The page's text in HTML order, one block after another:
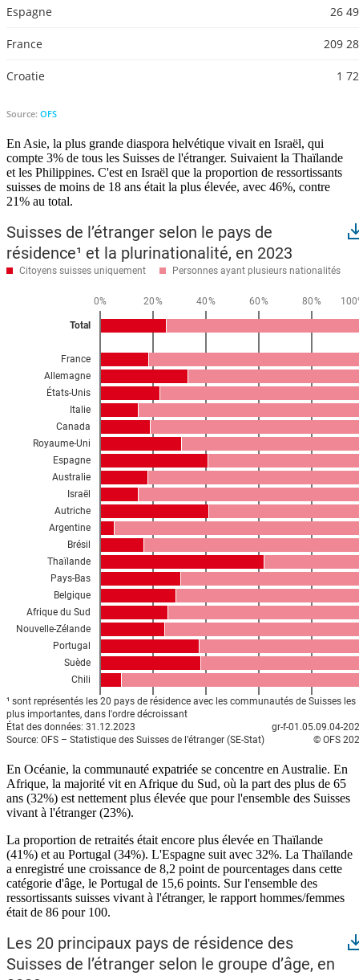
En Asie, la plus grande diaspora helvétique vivait en Israël, qui
compte 3% de tous les Suisses de l'étranger. Suivaient la Thaïlande
et les Philippines. C'est en Israël que la proportion de ressortissants
suisses de moins de 18 ans était la plus élevée, avec 46%, contre
21% au total.
En Océanie, la communauté expatriée se concentre en Australie. En
Afrique, la majorité vit en Afrique du Sud, où la part des plus de 65
ans (32%) est nettement plus élevée que pour l'ensemble des Suisses
vivant à l'étranger (23%).
La proportion de retraités était encore plus élevée en Thaïlande
(41%) et au Portugal (34%). L'Espagne suit avec 32%. La Thaïlande
a enregistré une croissance de 8,2 point de pourcentages dans cette
catégorie d'âge, le Portugal de 15,6 points. Sur l'ensemble des
ressortissants suisses vivant à l'étranger, le rapport hommes/femmes
était de 86 pour 100.